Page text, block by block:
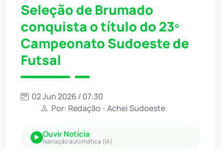
Seleção de Brumado
conquista o título do 23º
Campeonato Sudoeste de
Futsal
02 Jun 2026 / 07:30
Por: Redação - Achei Sudoeste
Ouvir Notícia
Narração automática (IA)